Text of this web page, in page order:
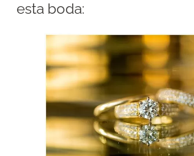
esta boda: